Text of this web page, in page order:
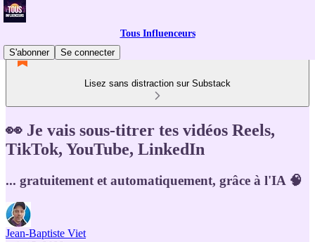
Tous Influenceurs
S'abonner
Se connecter
Lisez sans distraction sur Substack
👀 Je vais sous-titrer tes vidéos Reels,
TikTok, YouTube, LinkedIn
... gratuitement et automatiquement, grâce à l'IA 🧠
Jean-Baptiste Viet